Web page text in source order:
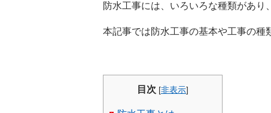
防水工事には、いろいろな種類があり
本記事では防水工事の基本や工事の種
目次 [非表示]